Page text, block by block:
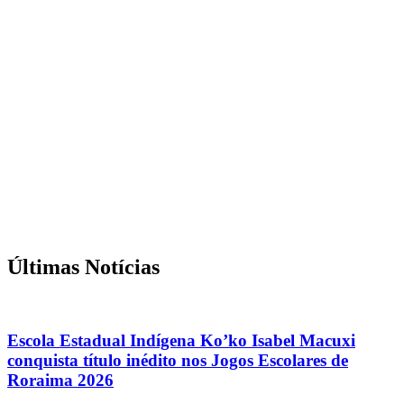
Últimas Notícias
Escola Estadual Indígena Ko’ko Isabel Macuxi
conquista título inédito nos Jogos Escolares de
Roraima 2026